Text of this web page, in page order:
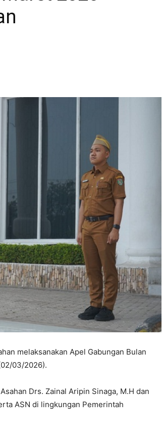
melaksanakan Apel Gabungan Bulan
03/2026).
Drs. Zainal Aripin Sinaga, M.H dan
ASN di lingkungan Pemerintah